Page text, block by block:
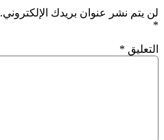
لن يتم نشر عنوان بريدك الإلكتروني.
*
التعليق *